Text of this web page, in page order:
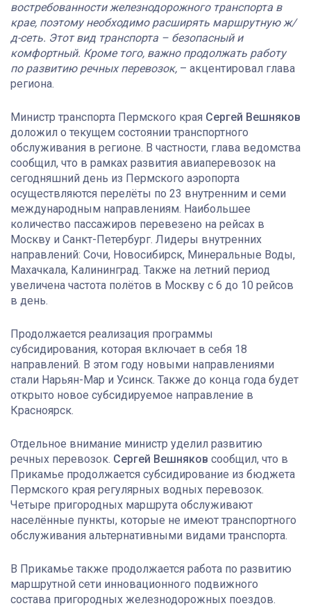
востребованности железнодорожного транспорта в
крае, поэтому необходимо расширять маршрутную ж/
д-сеть. Этот вид транспорта – безопасный и
комфортный. Кроме того, важно продолжать работу
по развитию речных перевозок, – акцентировал глава
региона.
Министр транспорта Пермского края Сергей Вешняков
доложил о текущем состоянии транспортного
обслуживания в регионе. В частности, глава ведомства
сообщил, что в рамках развития авиаперевозок на
сегодняшний день из Пермского аэропорта
осуществляются перелёты по 23 внутренним и семи
международным направлениям. Наибольшее
количество пассажиров перевезено на рейсах в
Москву и Санкт-Петербург. Лидеры внутренних
направлений: Сочи, Новосибирск, Минеральные Воды,
Махачкала, Калининград. Также на летний период
увеличена частота полётов в Москву с 6 до 10 рейсов
в день.
Продолжается реализация программы
субсидирования, которая включает в себя 18
направлений. В этом году новыми направлениями
стали Нарьян-Мар и Усинск. Также до конца года будет
открыто новое субсидируемое направление в
Красноярск.
Отдельное внимание министр уделил развитию
речных перевозок. Сергей Вешняков сообщил, что в
Прикамье продолжается субсидирование из бюджета
Пермского края регулярных водных перевозок.
Четыре пригородных маршрута обслуживают
населённые пункты, которые не имеют транспортного
обслуживания альтернативными видами транспорта.
В Прикамье также продолжается работа по развитию
маршрутной сети инновационного подвижного
состава пригородных железнодорожных поездов.